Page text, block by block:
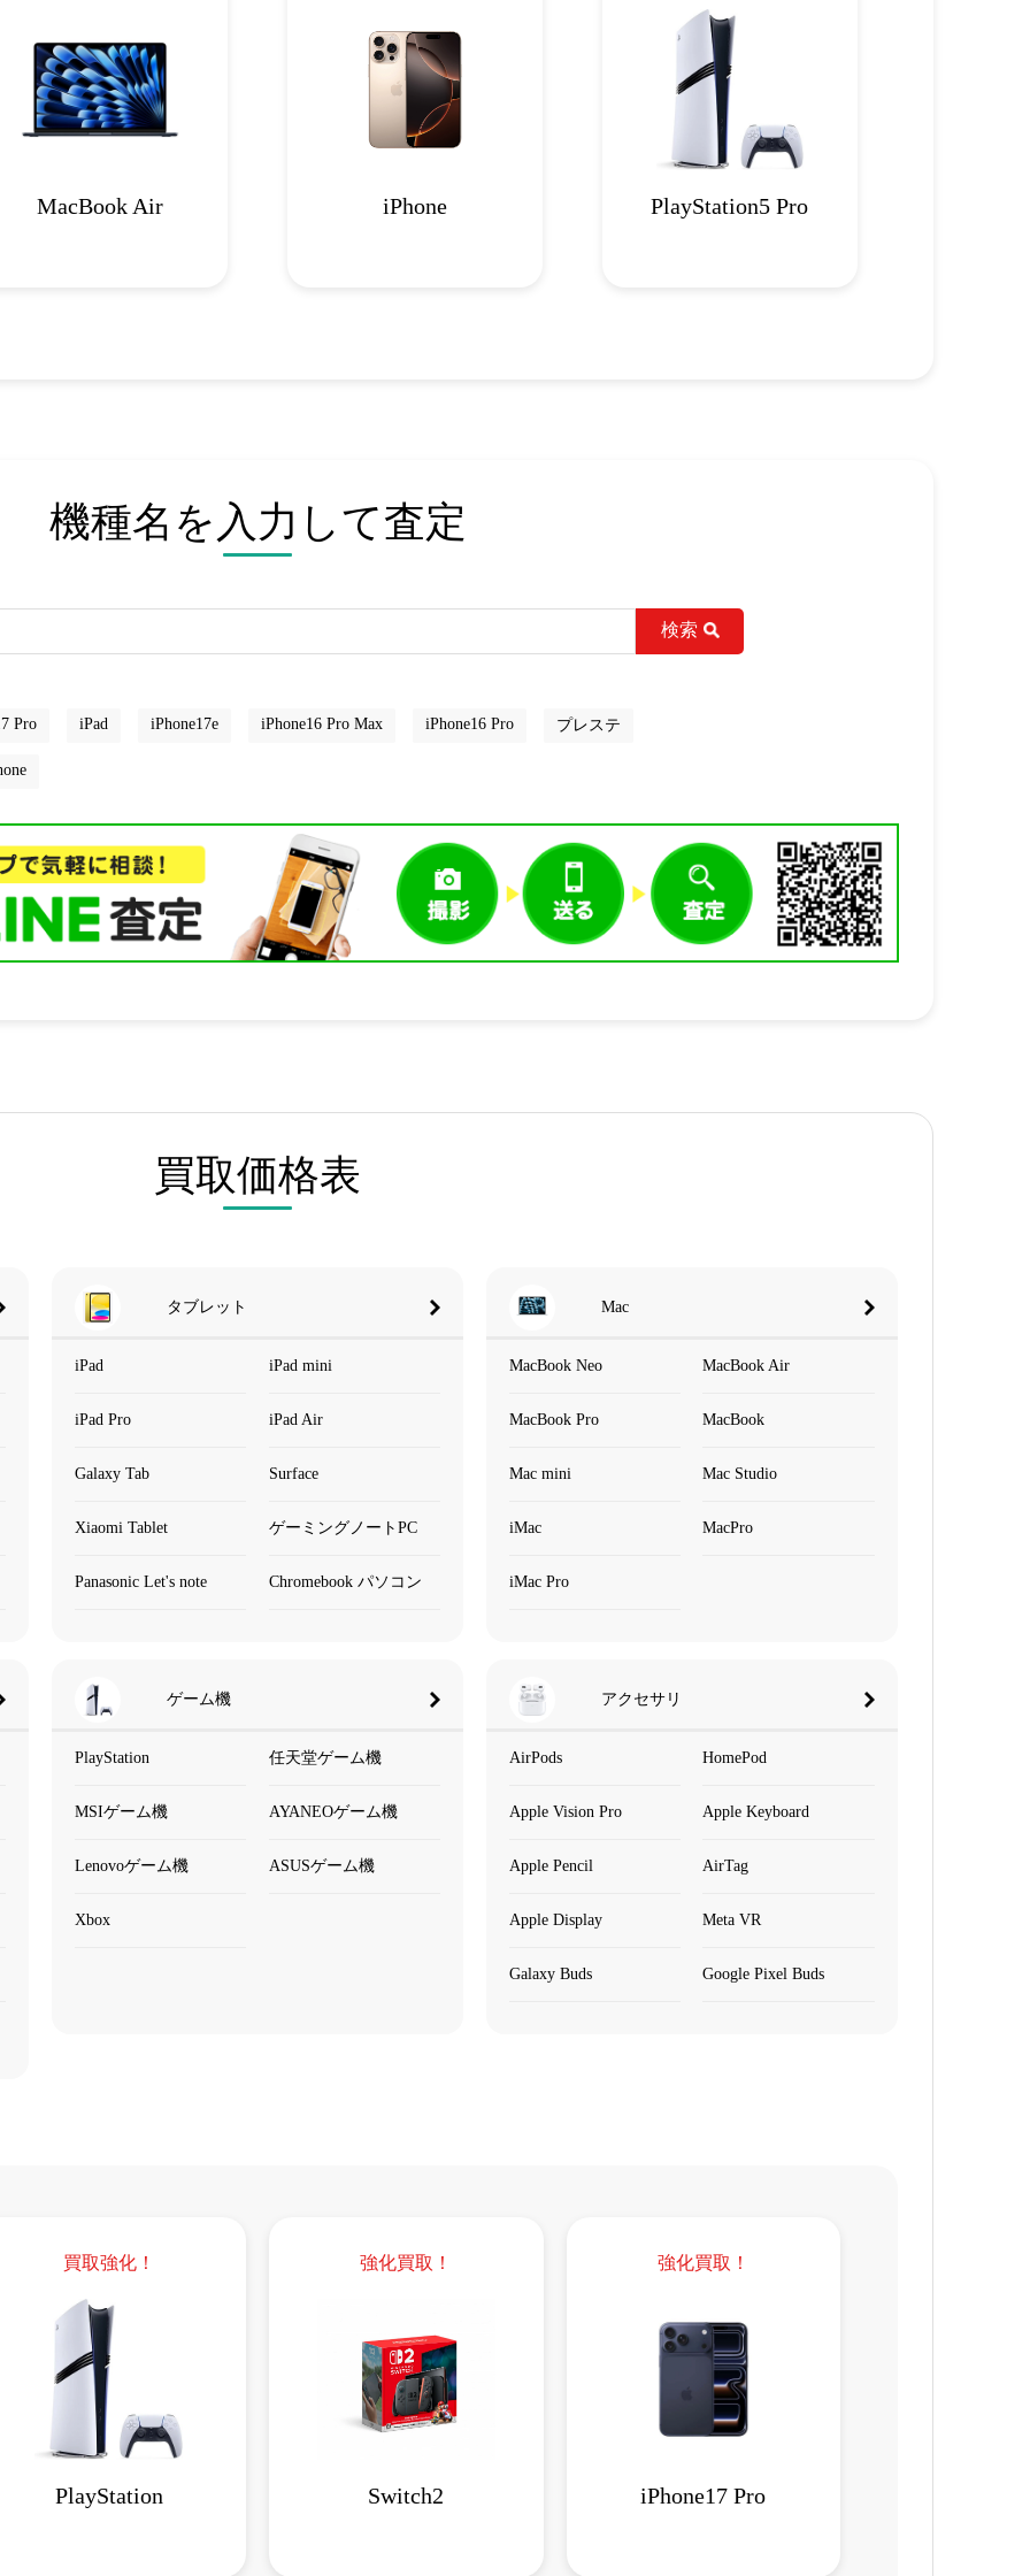
MacBook Air iPhone PlayStation5 Pro
機種名を入力して査定
検索
Pro iPad iPhone17e iPhone16 Pro Max iPhone16 Pro プレステ
買取価格表
タブレット
iPad iPad mini
iPad Pro iPad Air
Galaxy Tab Surface
Xiaomi Tablet ゲーミングノートPC
Panasonic Let's note Chromebook パソコン
Mac
MacBook Neo MacBook Air
MacBook Pro MacBook
Mac mini Mac Studio
iMac MacPro
iMac Pro
ゲーム機
PlayStation 任天堂ゲーム機
MSIゲーム機 AYANEOゲーム機
Lenovoゲーム機 ASUSゲーム機
Xbox
アクセサリ
AirPods HomePod
Apple Vision Pro Apple Keyboard
Apple Pencil AirTag
Apple Display Meta VR
Galaxy Buds Google Pixel Buds
買取強化！
PlayStation
強化買取！
Switch2
強化買取！
iPhone17 Pro